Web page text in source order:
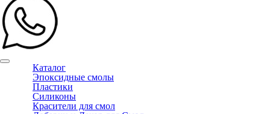
Каталог
Эпоксидные смолы
Пластики
Силиконы
Красители для смол